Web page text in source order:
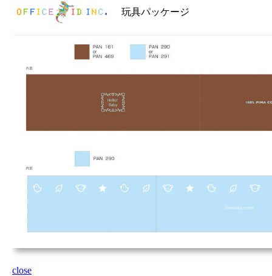
玩具パッケージ
close